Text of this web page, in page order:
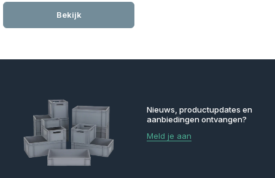
Bekijk
Nieuws, productupdates en
aanbiedingen ontvangen?
Meld je aan